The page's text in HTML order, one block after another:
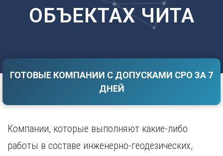
Волгоград
Екатеринбург
И
Иваново
Ижевск
К
Казань
Саранск
Саратов
Севастополь
Сочи
Ставрополь
Т
Тамбов
Тольятти
Томск
ОБЪЕКТАХ ЧИТА
ГОТОВЫЕ КОМПАНИИ С ДОПУСКАМИ СРО ЗА 7
ДНЕЙ
Компании, которые выполняют какие-либо
работы в составе инженерно-геодезических,